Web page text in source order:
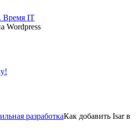
Время IT
Wordpress
разработкаКак добавить Isar в